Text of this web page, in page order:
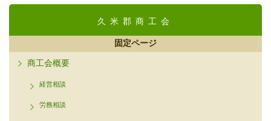
久米郡商工会
固定ページ
商工会概要
経営相談
労務相談